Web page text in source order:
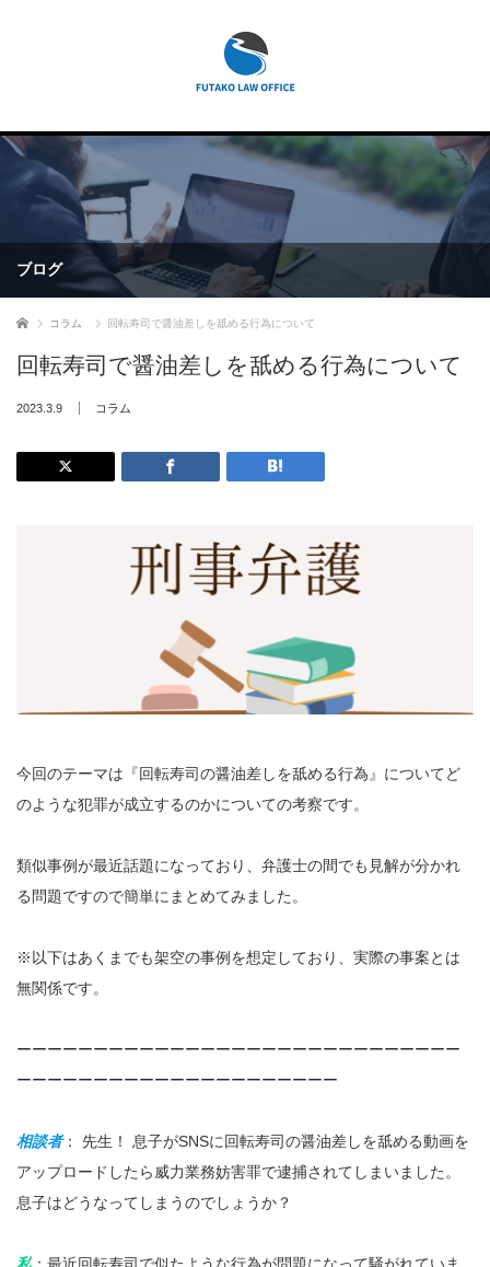
ブログ
ホーム コラム 回転寿司で醤油差しを舐める行為について
回転寿司で醤油差しを舐める行為について
2023.3.9 コラム
今回のテーマは『回転寿司の醤油差しを舐める行為』についてど
のような犯罪が成立するのかについての考察です。
類似事例が最近話題になっており、弁護士の間でも見解が分かれ
る問題ですので簡単にまとめてみました。
※以下はあくまでも架空の事例を想定しており、実際の事案とは
無関係です。
ーーーーーーーーーーーーーーーーーーーーーーーーーーーーー
ーーーーーーーーーーーーーーーーーーーーー
相談者： 先生！ 息子がSNSに回転寿司の醤油差しを舐める動画を
アップロードしたら威力業務妨害罪で逮捕されてしまいました。
息子はどうなってしまうのでしょうか？